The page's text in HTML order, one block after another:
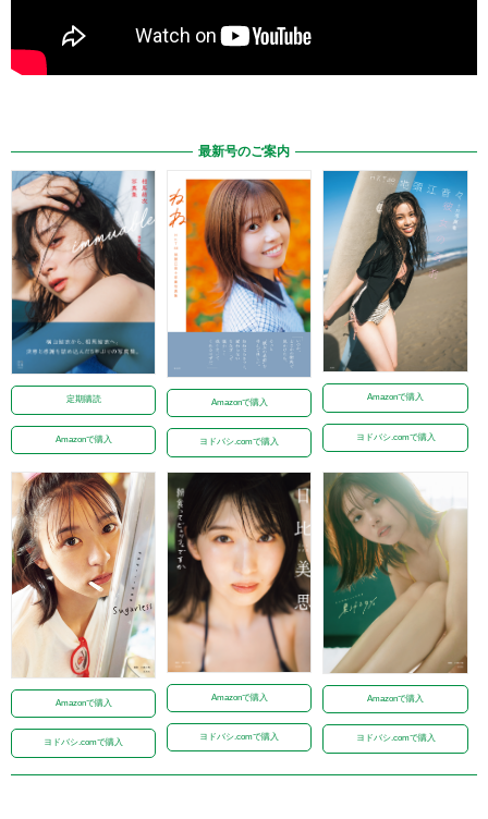
最新号のご案内
定期購読
Amazonで購入
Amazonで購入
ヨドバシ.comで購入
Amazonで購入
ヨドバシ.comで購入
Amazonで購入
ヨドバシ.comで購入
Amazonで購入
ヨドバシ.comで購入
Amazonで購入
ヨドバシ.comで購入